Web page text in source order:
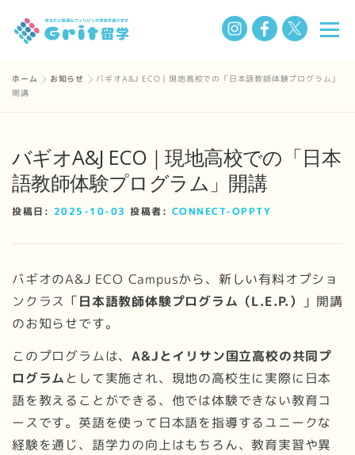
キ
ッ
プ
メニ
選ばれる理由
学校一覧 Q&A 私たちについて お知らせ
BLOG
ホーム » お知らせ » バギオA&J ECO｜現地高校での「日本語教師体験プログラム」
開講
バギオA&J ECO｜現地高校での「日本
語教師体験プログラム」開講
投稿日: 2025-10-03 投稿者: CONNECT-OPPTY
バギオのA&J ECO Campusから、新しい有料オプショ
ンクラス「日本語教師体験プログラム（L.E.P.）
」開講
のお知らせです。
このプログラムは、A&Jとイリサン国立高校の共同プ
ログラムとして実施され、現地の高校生に実際に日本
語を教えることができる、他では体験できない教育コ
ースです。英語を使って日本語を指導するユニークな
経験を通じ、語学力の向上はもちろん、教育実習や異